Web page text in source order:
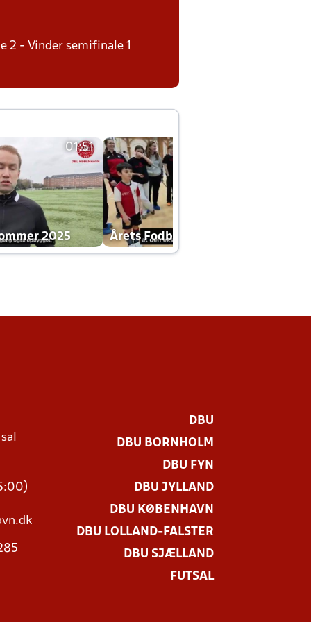
2 - Vinder semifinale 1
01:51
2025 Årets Fodboldklub 2025 mp4
DBU
DBU BORNHOLM
DBU FYN
DBU JYLLAND
DBU KØBENHAVN
DBU LOLLAND-FALSTER
DBU SJÆLLAND
FUTSAL